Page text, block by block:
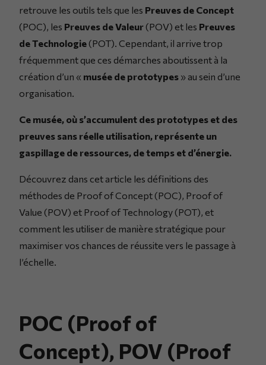
retrouve les outils tels que les Preuves de Concept
(POC), les Preuves de Valeur (POV) et les Preuves
de Technologie (POT). Cependant, il arrive trop
fréquemment que ces démarches aboutissent à la
création d’un « musée de prototypes » au sein d’une
organisation.
Ce musée, où s’accumulent des prototypes et des
preuves sans réelle utilisation, représente un
gaspillage de ressources, de temps et d’énergie.
Découvrez dans cet article les définitions des
méthodes de Proof of Concept (POC), Proof of
Value (POV) et Proof of Technology (POT), et
comment les utiliser de manière stratégique pour
maximiser vos chances de réussite vers le passage à
l’échelle.
POC (Proof of
Concept), POV (Proof